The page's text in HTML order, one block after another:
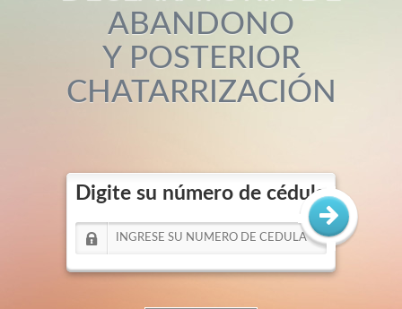
ABANDONO
Y POSTERIOR
CHATARRIZACIÓN
Digite su número de cédula